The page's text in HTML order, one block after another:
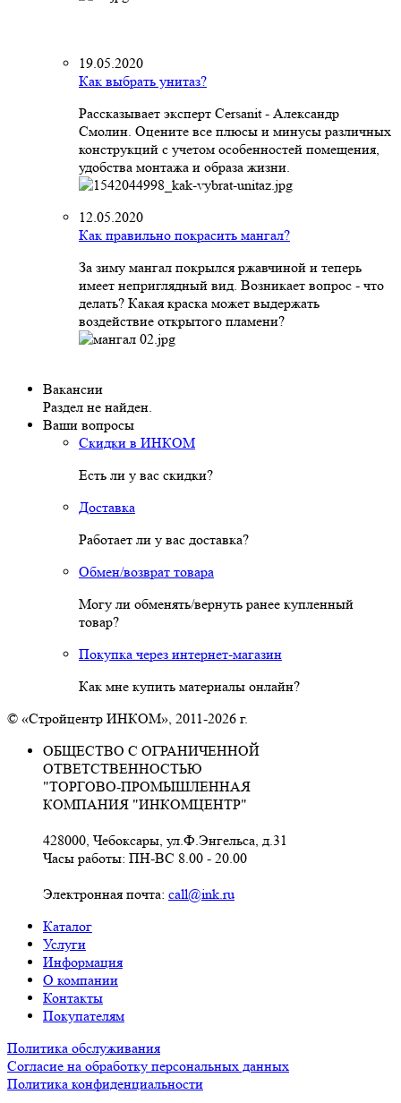
19.05.2020
Как выбрать унитаз?
Рассказывает эксперт Cersanit - Александр
Смолин. Оцените все плюсы и минусы различных
конструкций с учетом особенностей помещения,
удобства монтажа и образа жизни.
12.05.2020
Как правильно покрасить мангал?
За зиму мангал покрылся ржавчиной и теперь
имеет неприглядный вид. Возникает вопрос - что
делать? Какая краска может выдержать
воздействие открытого пламени?
Вакансии
Раздел не найден.
Ваши вопросы
Скидки в ИНКОМ
Есть ли у вас скидки?
Доставка
Работает ли у вас доставка?
Обмен/возврат товара
Могу ли обменять/вернуть ранее купленный
товар?
Покупка через интернет-магазин
Как мне купить материалы онлайн?
© «Стройцентр ИНКОМ», 2011-2026 г.
ОБЩЕСТВО С ОГРАНИЧЕННОЙ
ОТВЕТСТВЕННОСТЬЮ
"ТОРГОВО-ПРОМЫШЛЕННАЯ
КОМПАНИЯ "ИНКОМЦЕНТР"
428000, Чебоксары, ул.Ф.Энгельса, д.31
Часы работы: ПН-ВС 8.00 - 20.00
Электронная почта: call@ink.ru
Каталог
Услуги
Информация
О компании
Контакты
Покупателям
Политика обслуживания
Согласие на обработку персональных данных
Политика конфиденциальности